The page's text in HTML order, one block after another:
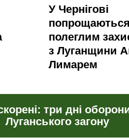
У Чернігові
полеглим
з Луганщини
Лимарем
три дні
Луганського загону